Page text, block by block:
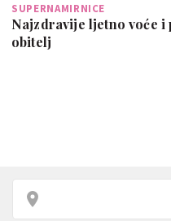
SUPERNAMIRNICE
Najzdravije ljetno voće i
obitelj